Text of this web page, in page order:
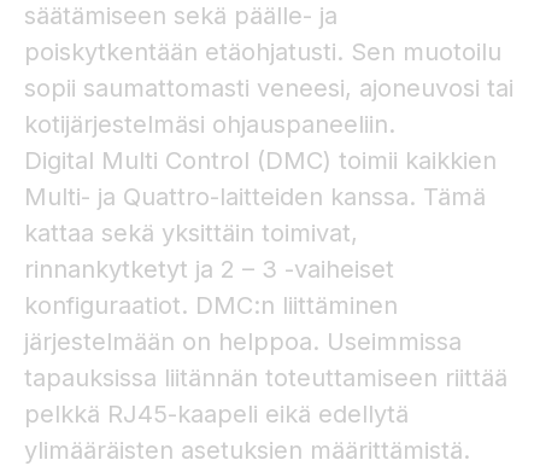
säätämiseen sekä päälle- ja
poiskytkentään etäohjatusti. Sen muotoilu
sopii saumattomasti veneesi, ajoneuvosi tai
kotijärjestelmäsi ohjauspaneeliin.
Digital Multi Control (DMC) toimii kaikkien
Multi- ja Quattro-laitteiden kanssa. Tämä
kattaa sekä yksittäin toimivat,
rinnankytketyt ja 2 – 3 -vaiheiset
konfiguraatiot. DMC:n liittäminen
järjestelmään on helppoa. Useimmissa
tapauksissa liitännän toteuttamiseen riittää
pelkkä RJ45-kaapeli eikä edellytä
ylimääräisten asetuksien määrittämistä.